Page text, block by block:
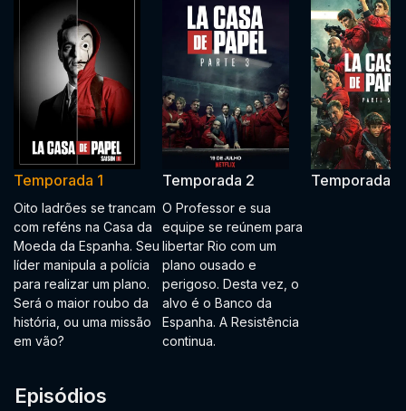
Temporada 1
Oito ladrões se trancam
com reféns na Casa da
Moeda da Espanha. Seu
líder manipula a polícia
para realizar um plano.
Será o maior roubo da
história, ou uma missão
em vão?
Temporada 2
O Professor e sua
equipe se reúnem para
libertar Rio com um
plano ousado e
perigoso. Desta vez, o
alvo é o Banco da
Espanha. A Resistência
continua.
Temporada 3
Episódios